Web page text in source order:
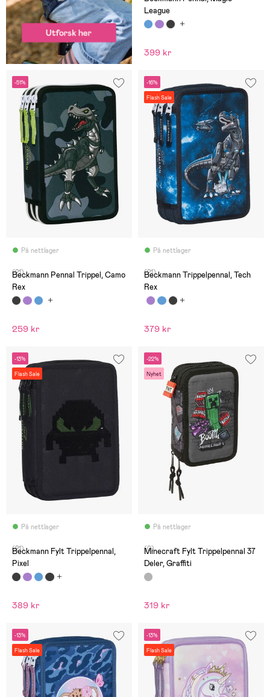
League
399 kr
-51%
På nettlager
(21)
Beckmann Pennal Trippel, Camo
Rex
259 kr
-16%
Flash Sale
På nettlager
(21)
Beckmann Trippelpennal, Tech
Rex
379 kr
-13%
Flash Sale
På nettlager
(21)
Beckmann Fylt Trippelpennal,
Pixel
389 kr
-22%
Nyhet
På nettlager
(0)
Minecraft Fylt Trippelpennal 37
Deler, Graffiti
319 kr
-13%
Flash Sale
-13%
Flash Sale